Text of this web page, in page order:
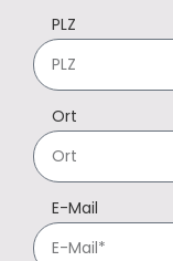
PLZ
Ort
E-Mail